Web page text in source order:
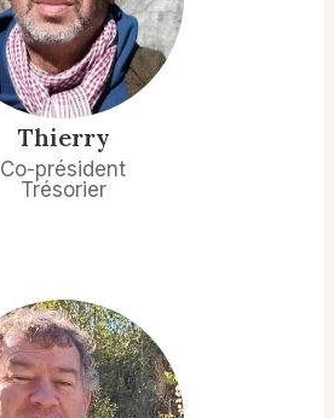
Thierry
Co-président
Trésorier